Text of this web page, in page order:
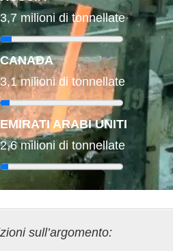
3,7 milioni di tonnellate
CANADA
3,1 milioni di tonnellate
EMIRATI ARABI UNITI
2,6 milioni di tonnellate
sull’argomento: